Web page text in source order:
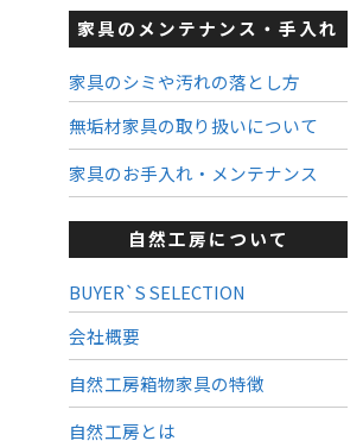
家具のメンテナンス・手入れ
家具のシミや汚れの落とし方
無垢材家具の取り扱いについて
家具のお手入れ・メンテナンス
自然工房について
BUYER`S SELECTION
会社概要
自然工房箱物家具の特徴
自然工房とは